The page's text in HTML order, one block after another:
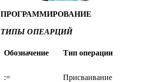
ПРОГРАММИРОВАНИЕ
ТИПЫ ОПЕАРЦИЙ
Обозначение Тип операции
:= Присваивание